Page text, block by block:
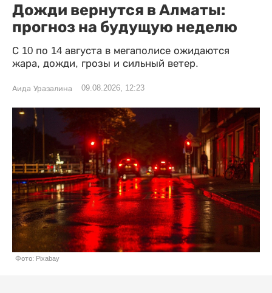
Дожди вернутся в Алматы:
прогноз на будущую неделю
С 10 по 14 августа в мегаполисе ожидаются
жара, дожди, грозы и сильный ветер.
Аида Уразалина 09.08.2026, 12:23
Фото: Pixabay